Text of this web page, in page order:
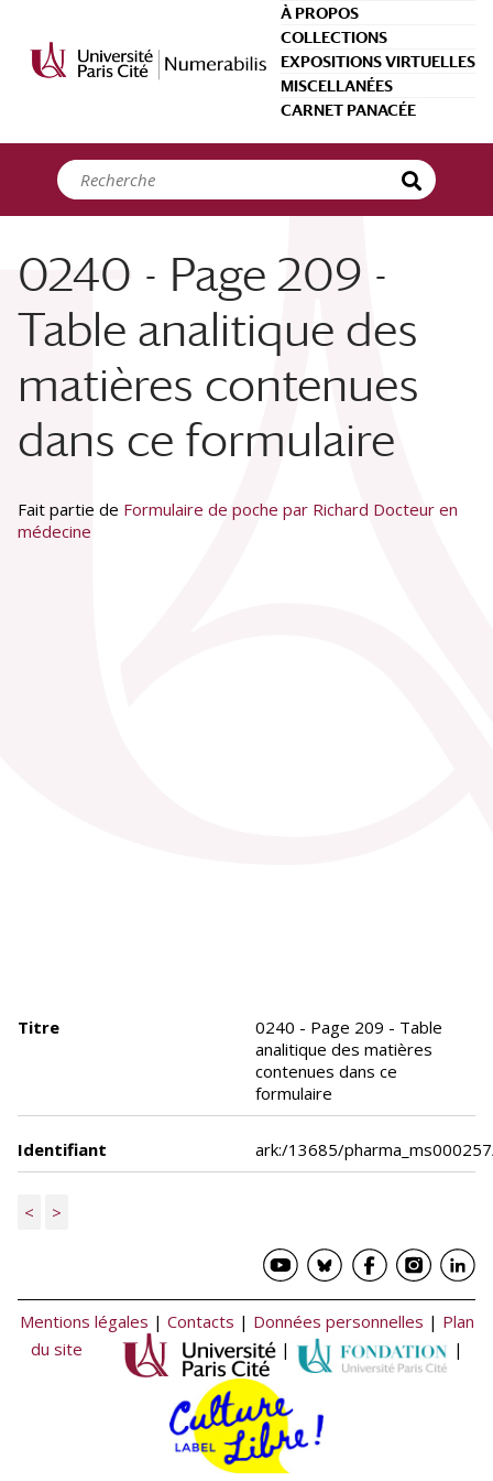
À PROPOS
COLLECTIONS
EXPOSITIONS VIRTUELLES
MISCELLANÉES
CARNET PANACÉE
0240 - Page 209 -
Table analitique des
matières contenues
dans ce formulaire
Fait partie de Formulaire de poche par Richard Docteur en
médecine
Titre
0240 - Page 209 - Table
analitique des matières
contenues dans ce
formulaire
Identifiant ark:/13685/
< >
Mentions légales | Contacts | Données personnelles | Plan
du site
| |